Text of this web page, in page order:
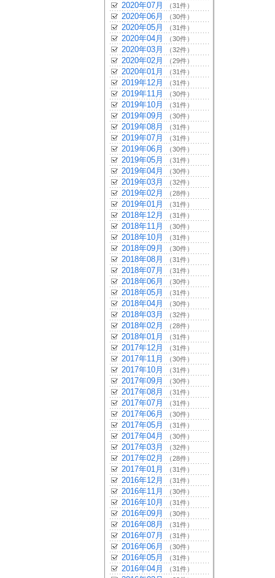
2020年07月 （31件）
2020年06月 （30件）
2020年05月 （31件）
2020年04月 （30件）
2020年03月 （32件）
2020年02月 （29件）
2020年01月 （31件）
2019年12月 （31件）
2019年11月 （30件）
2019年10月 （31件）
2019年09月 （30件）
2019年08月 （31件）
2019年07月 （31件）
2019年06月 （30件）
2019年05月 （31件）
2019年04月 （30件）
2019年03月 （32件）
2019年02月 （28件）
2019年01月 （31件）
2018年12月 （31件）
2018年11月 （30件）
2018年10月 （31件）
2018年09月 （30件）
2018年08月 （31件）
2018年07月 （31件）
2018年06月 （30件）
2018年05月 （31件）
2018年04月 （30件）
2018年03月 （32件）
2018年02月 （28件）
2018年01月 （31件）
2017年12月 （31件）
2017年11月 （30件）
2017年10月 （31件）
2017年09月 （30件）
2017年08月 （31件）
2017年07月 （31件）
2017年06月 （30件）
2017年05月 （31件）
2017年04月 （30件）
2017年03月 （32件）
2017年02月 （28件）
2017年01月 （31件）
2016年12月 （31件）
2016年11月 （30件）
2016年10月 （31件）
2016年09月 （30件）
2016年08月 （31件）
2016年07月 （31件）
2016年06月 （30件）
2016年05月 （31件）
2016年04月 （31件）